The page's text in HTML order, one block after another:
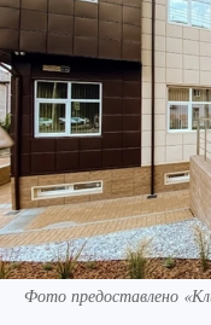
Фото предоставлено